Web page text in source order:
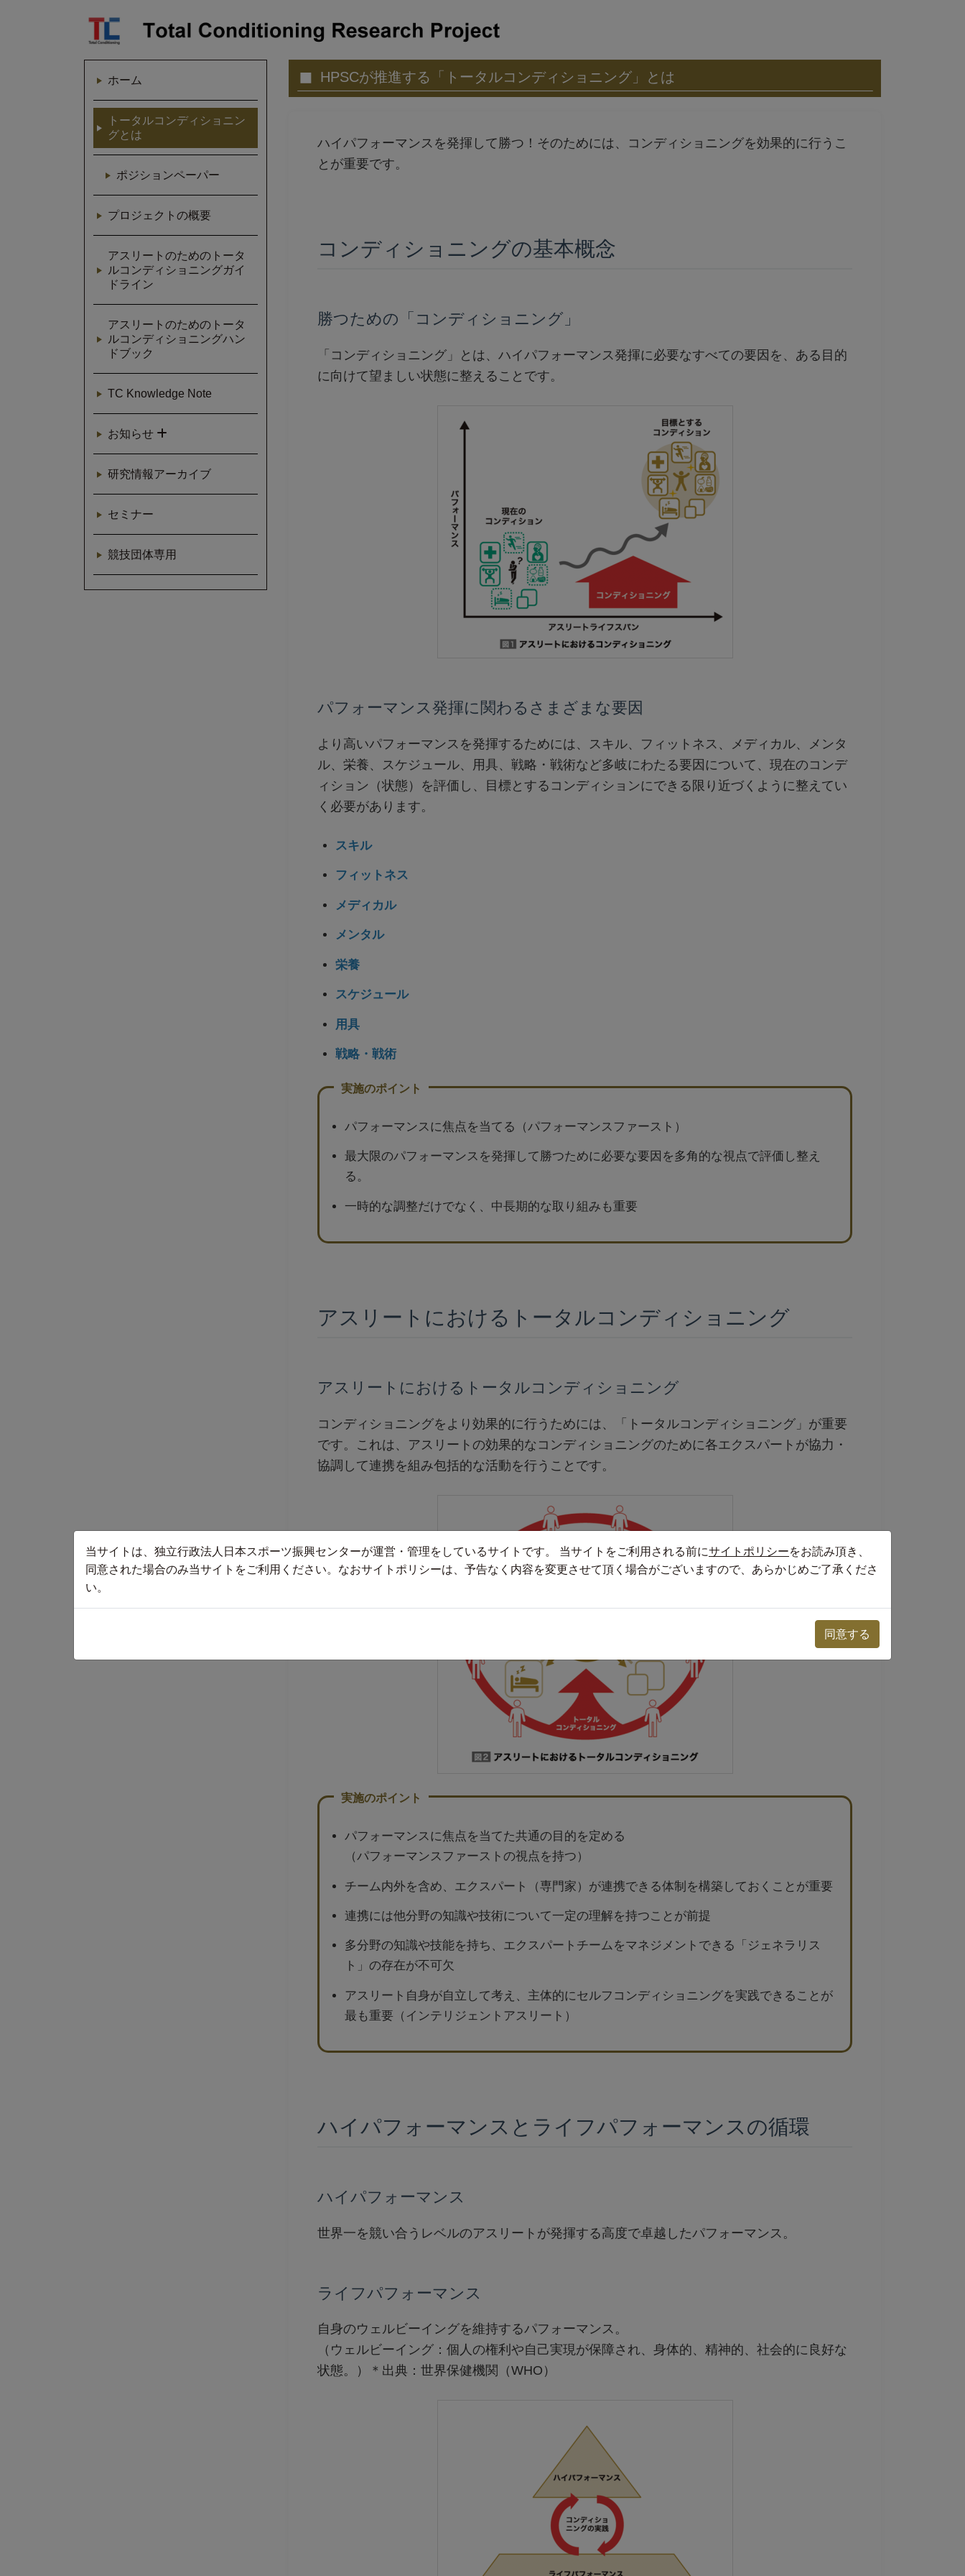
ホーム
トータルコンディショニン
グとは
ポジションペーパー
プロジェクトの概要
アスリートのためのトータ
ルコンディショニングガイ
ドライン
アスリートのためのトータ
ルコンディショニングハン
ドブック
TC Knowledge Note
お知らせ
研究情報アーカイブ
セミナー
競技団体専用
HPSCが推進する「トータルコンディショニング」とは
ハイパフォーマンスを発揮して勝つ！そのためには、コンディショニングを効果的に行うこ
とが重要です。
コンディショニングの基本概念
勝つための「コンディショニング」
「コンディショニング」とは、ハイパフォーマンス発揮に必要なすべての要因を、ある目的
に向けて望ましい状態に整えることです。
パフォーマンス発揮に関わるさまざまな要因
より高いパフォーマンスを発揮するためには、スキル、フィットネス、メディカル、メンタ
ル、栄養、スケジュール、用具、戦略・戦術など多岐にわたる要因について、現在のコンデ
ィション（状態）を評価し、目標とするコンディションにできる限り近づくように整えてい
く必要があります。
スキル
フィットネス
メディカル
メンタル
栄養
スケジュール
用具
戦略・戦術
パフォーマンスに焦点を当てる（パフォーマンスファースト）
最大限のパフォーマンスを発揮して勝つために必要な要因を多角的な視点で評価し整え
る。
一時的な調整だけでなく、中長期的な取り組みも重要
アスリートにおけるトータルコンディショニング
アスリートにおけるトータルコンディショニング
コンディショニングをより効果的に行うためには、「トータルコンディショニング」が重要
です。これは、アスリートの効果的なコンディショニングのために各エクスパートが協力・
協調して連携を組み包括的な活動を行うことです。
パフォーマンスに焦点を当てた共通の目的を定める
（パフォーマンスファーストの視点を持つ）
チーム内外を含め、エクスパート（専門家）が連携できる体制を構築しておくことが重要
連携には他分野の知識や技術について一定の理解を持つことが前提
多分野の知識や技能を持ち、エクスパートチームをマネジメントできる「ジェネラリス
ト」の存在が不可欠
アスリート自身が自立して考え、主体的にセルフコンディショニングを実践できることが
最も重要（インテリジェントアスリート）
ハイパフォーマンスとライフパフォーマンスの循環
ハイパフォーマンス
世界一を競い合うレベルのアスリートが発揮する高度で卓越したパフォーマンス。
ライフパフォーマンス
自身のウェルビーイングを維持するパフォーマンス。
（ウェルビーイング：個人の権利や自己実現が保障され、身体的、精神的、社会的に良好な
状態。）＊出典：世界保健機関（WHO）
当サイトは、独立行政法人日本スポーツ振興センターが運営・管理をしているサイトです。 当サイトをご利用される前にサイトポリシーをお読み頂き、
同意された場合のみ当サイトをご利用ください。なおサイトポリシーは、予告なく内容を変更させて頂く場合がございますので、あらかじめご了承くださ
い。
同意する